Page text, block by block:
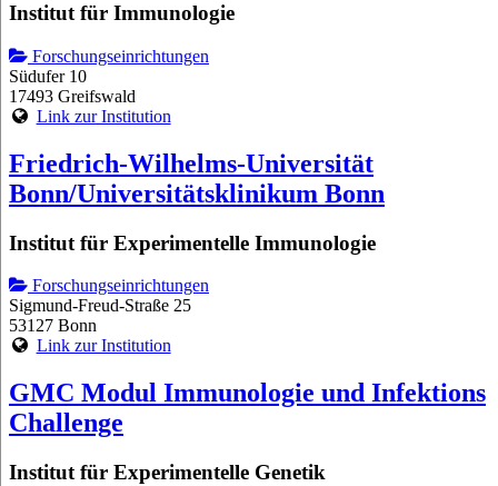
Institut für Immunologie
Forschungseinrichtungen
Südufer 10
17493 Greifswald
Link zur Institution
Friedrich-Wilhelms-Universität
Bonn/Universitätsklinikum Bonn
Institut für Experimentelle Immunologie
Forschungseinrichtungen
Sigmund-Freud-Straße 25
53127 Bonn
Link zur Institution
GMC Modul Immunologie und Infektions
Challenge
Institut für Experimentelle Genetik